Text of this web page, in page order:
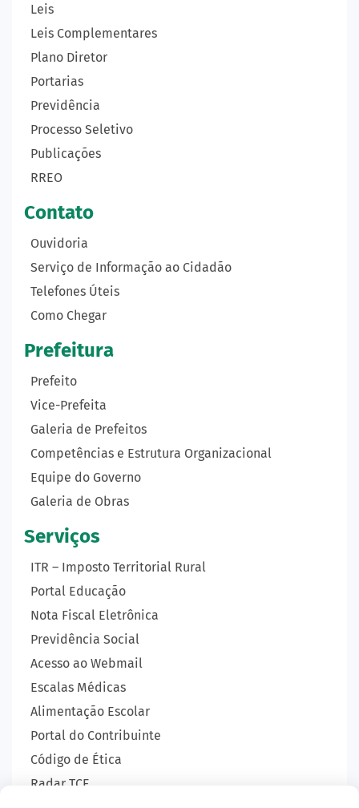
Leis
Leis Complementares
Plano Diretor
Portarias
Previdência
Processo Seletivo
Publicações
RREO
Contato
Ouvidoria
Serviço de Informação ao Cidadão
Telefones Úteis
Como Chegar
Prefeitura
Prefeito
Vice-Prefeita
Galeria de Prefeitos
Competências e Estrutura Organizacional
Equipe do Governo
Galeria de Obras
Serviços
ITR – Imposto Territorial Rural
Portal Educação
Nota Fiscal Eletrônica
Previdência Social
Acesso ao Webmail
Escalas Médicas
Alimentação Escolar
Portal do Contribuinte
Código de Ética
Radar TCE